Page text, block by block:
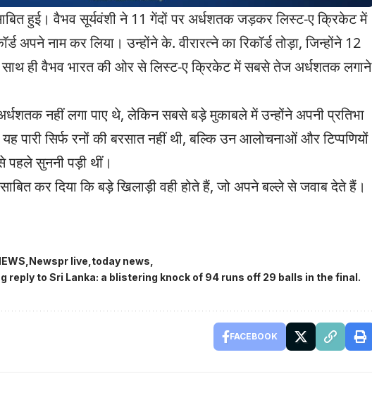
हुई। वैभव सूर्यवंशी ने 11 गेंदों पर अर्धशतक जड़कर लिस्ट-ए क्रिकेट में
अपने नाम कर लिया। उन्होंने के. वीरारत्ने का रिकॉर्ड तोड़ा, जिन्होंने 12
ही वैभव भारत की ओर से लिस्ट-ए क्रिकेट में सबसे तेज अर्धशतक लगाने
नहीं लगा पाए थे, लेकिन सबसे बड़े मुकाबले में उन्होंने अपनी प्रतिभा
पारी सिर्फ रनों की बरसात नहीं थी, बल्कि उन आलोचनाओं और टिप्पणियों
पहले सुननी पड़ी थीं।
कर दिया कि बड़े खिलाड़ी वही होते हैं, जो अपने बल्ले से जवाब देते हैं।
Newspr live today news
reply to Sri Lanka: a blistering knock of 94 runs off 29 balls in the final.
FACEBOOK